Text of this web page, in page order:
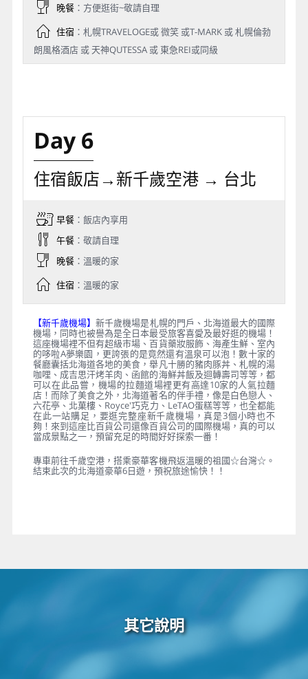
晚餐：方便逛街~敬請自理
住宿：札幌TRAVELOGE或 微笑 或T-MARK 或 札幌倫勃
朗風格酒店 或 天神QUTESSA 或 東急REI或同級
Day 6
住宿飯店→新千歲空港 → 台北
早餐：飯店內享用
午餐：敬請自理
晚餐：溫暖的家
住宿：溫暖的家
【新千歲機場】新千歲機場是札幌的門戶、北海道最大的國際
機場，同時也被譽為是全日本最受旅客喜愛及最好逛的機場！
這座機場裡不但有超級市場、百貨藥妝服飾、海產生鮮、室內
的哆啦A夢樂園，更誇張的是竟然還有溫泉可以泡！數十家的
餐廳囊括北海道各地的美食，舉凡十勝的豬肉豚丼、札幌的湯
咖哩、成吉思汗烤羊肉、函館的海鮮丼飯及迴轉壽司等等，都
可以在此品嘗，機場的拉麵道場裡更有高達10家的人氣拉麵
店！而除了美食之外，北海道著名的伴手禮，像是白色戀人、
六花亭、北菓樓、Royce'巧克力、LeTAO蛋糕等等，也全都能
在此一站購足，要逛完整座新千歲機場，真是3個小時也不
夠！來到這座比百貨公司還像百貨公司的國際機場，真的可以
當成景點之一，預留充足的時間好好探索一番！
專車前往千歲空港，搭乘豪華客機飛返溫暖的祖國☆台灣☆。
結束此次的北海道豪華6日遊，預祝旅途愉快！！
其它說明